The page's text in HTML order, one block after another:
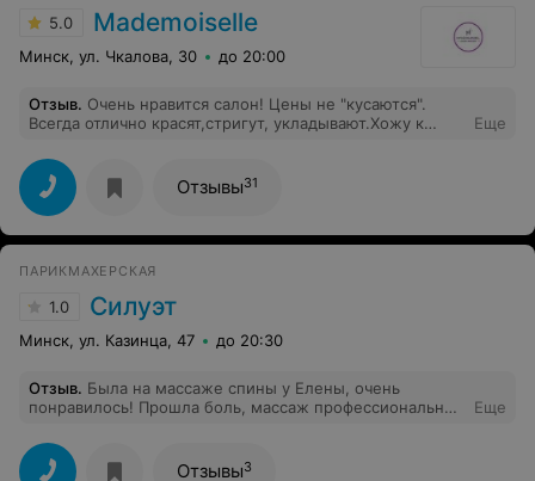
5.0 Mademoiselle
Минск, ул. Чкалова, 30 до 20:00
Отзыв. Очень нравится салон! Цены не "кусаются".
Всегда отлично красят,стригут, укладывают.Хожу к
Еще
Отзывы31
ПАРИКМАХЕРСКАЯ
1.0 Силуэт
Минск, ул. Казинца, 47 до 20:30
Отзыв. Была на массаже спины у Елены, очень
понравилось! Прошла боль, массаж профессиональный
Еще
Отзывы3